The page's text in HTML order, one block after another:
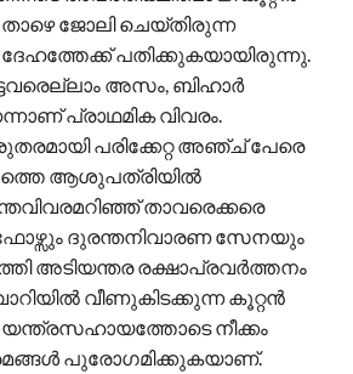
ജോലി ചെയ്തിരുന്ന
പതിക്കുകയായിരുന്നു.
അസം, ബിഹാർ
പ്രാഥമിക വിവരം.
പരിക്കേറ്റ അഞ്ച് പേരെ
ആശുപത്രിയിൽ
താവരെക്കരെ
ദുരന്തനിവാരണ സേനയും
അടിയന്തര രക്ഷാപ്രവർത്തനം
വീണുകിടക്കുന്ന കൂറ്റൻ
നീക്കം
പുരോഗമിക്കുകയാണ്.